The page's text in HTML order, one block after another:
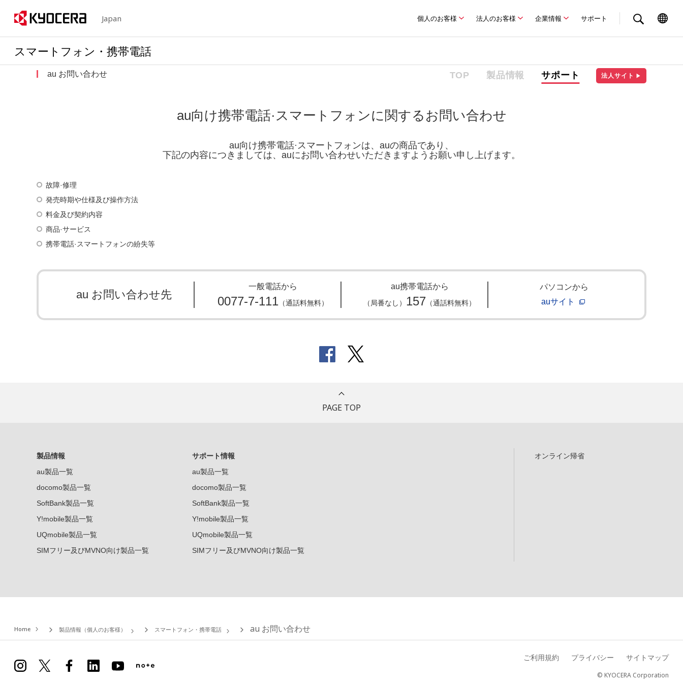
Japan 個人のお客様 法人のお客様 企業情報 サポート
スマートフォン・携帯電話
TOP 製品情報 サポート 法人サイト ▶
au お問い合わせ
au向け携帯電話·スマートフォンに関するお問い合わせ
au向け携帯電話·スマートフォンは、auの商品であり、
下記の内容につきましては、auにお問い合わせいただきますようお願い申し上げます。
故障·修理
発売時期や仕様及び操作方法
料金及び契約内容
商品·サービス
携帯電話·スマートフォンの紛失等
au お問い合わせ先
一般電話から
0077-7-111（通話料無料）
au携帯電話から
（局番なし） 157 （通話料無料）
パソコンから
auサイト
PAGE TOP
製品情報
au製品一覧
docomo製品一覧
SoftBank製品一覧
Y!mobile製品一覧
UQmobile製品一覧
SIMフリー及びMVNO向け製品一覧
サポート情報
au製品一覧
docomo製品一覧
SoftBank製品一覧
Y!mobile製品一覧
UQmobile製品一覧
SIMフリー及びMVNO向け製品一覧
オンライン帰省
Home 製品情報（個人のお客様） スマートフォン・携帯電話 au お問い合わせ
ご利用規約 プライバシー サイトマップ
© KYOCERA Corporation